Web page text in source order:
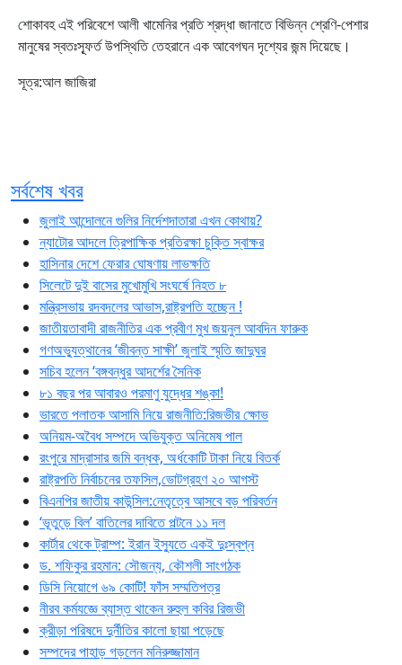
শোকাবহ এই পরিবেশে আলী খামেনির প্রতি শ্রদ্ধা জানাতে বিভিন্ন শ্রেণি-পেশার
মানুষের স্বতঃস্ফূর্ত উপস্থিতি তেহরানে এক আবেগঘন দৃশ্যের জন্ম দিয়েছে।
সূত্র:আল জাজিরা
সর্বশেষ খবর
জুলাই আন্দোলনে গুলির নির্দেশদাতারা এখন কোথায়?
ন্যাটোর আদলে ত্রিপাক্ষিক প্রতিরক্ষা চুক্তি স্বাক্ষর
হাসিনার দেশে ফেরার ঘোষণায় লাভক্ষতি
সিলেটে দুই বাসের মুখোমুখি সংঘর্ষে নিহত ৮
মন্ত্রিসভায় রদবদলের আভাস,রাষ্ট্রপতি হচ্ছেন !
জাতীয়তাবাদী রাজনীতির এক প্রবীণ মুখ জয়নুল আবদিন ফারুক
গণঅভ্যুত্থানের ‘জীবন্ত সাক্ষী’ জুলাই স্মৃতি জাদুঘর
সচিব হলেন ‘বঙ্গবন্ধুর আদর্শের সৈনিক
৮১ বছর পর আবারও পরমাণু যুদ্ধের শঙ্কা!
ভারতে পলাতক আসামি নিয়ে রাজনীতি:রিজভীর ক্ষোভ
অনিয়ম-অবৈধ সম্পদে অভিযুক্ত অনিমেষ পাল
রংপুরে মাদ্রাসার জমি বন্ধক, অর্ধকোটি টাকা নিয়ে বিতর্ক
রাষ্ট্রপতি নির্বাচনের তফসিল,ভোটগ্রহণ ২০ আগস্ট
বিএনপির জাতীয় কাউন্সিল:নেতৃত্বে আসবে বড় পরিবর্তন
‘ভূতুড়ে বিল’ বাতিলের দাবিতে পল্টনে ১১ দল
কার্টার থেকে ট্রাম্প: ইরান ইস্যুতে একই দুঃস্বপ্ন
ড. শফিকুর রহমান: সৌজন্য, কৌশলী সাংগঠক
ডিসি নিয়োগে ৬৯ কোটি! ফাঁস সম্মতিপত্র
নীরব কর্মযজ্ঞে ব্যাস্ত থাকেন রুহুল কবির রিজভী
ক্রীড়া পরিষদে দুর্নীতির কালো ছায়া পড়েছে
সম্পদের পাহাড় গড়লেন মনিরুজ্জামান